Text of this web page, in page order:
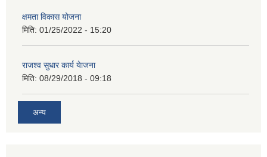
क्षमता विकास योजना
मिति: 01/25/2022 - 15:20
राजश्व सुधार कार्य येाजना
मिति: 08/29/2018 - 09:18
अन्य